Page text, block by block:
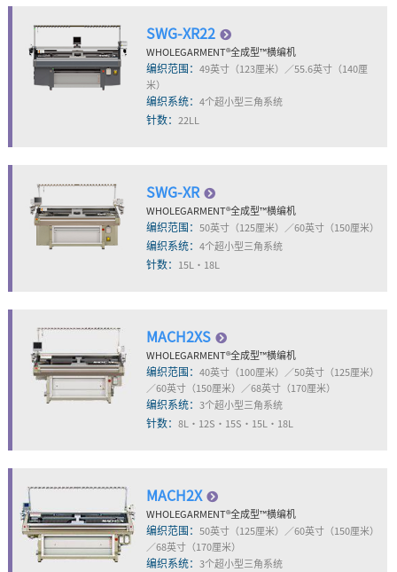
SWG-XR22
WHOLEGARMENT®全成型™横编机
编织范围： 49英寸（123厘米）／55.6英寸（140厘
米）
编织系统： 4个超小型三角系统
针数： 22LL
SWG-XR
WHOLEGARMENT®全成型™横编机
编织范围： 50英寸（125厘米）／60英寸（150厘米）
编织系统： 4个超小型三角系统
针数： 15L・18L
MACH2XS
WHOLEGARMENT®全成型™横编机
编织范围： 40英寸（100厘米）／50英寸（125厘米）
／60英寸（150厘米）／68英寸（170厘米）
编织系统： 3个超小型三角系统
针数： 8L・12S・15S・15L・18L
MACH2X
WHOLEGARMENT®全成型™横编机
编织范围： 50英寸（125厘米）／60英寸（150厘米）
／68英寸（170厘米）
编织系统： 3个超小型三角系统